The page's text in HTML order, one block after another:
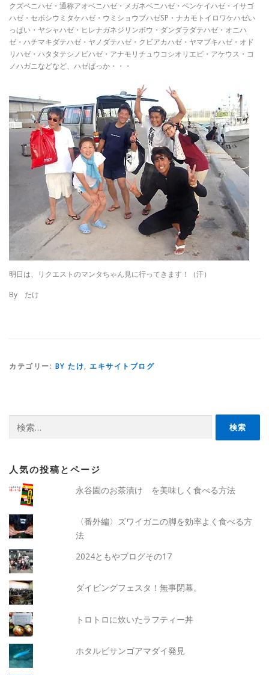
クズベニハゼ・通称アオベニハゼ・メガネベニハゼ・ベンケイハゼ・イサゴ
ハゼ・セボシウミタケハゼ・ウミショウブハゼSP・ナカモトイロワケハゼい
っぱい・ヤシャハゼ・ヒレナガネジリンボウ・ダンダラダテハゼ・オニハ
ゼ・ハチマキダテハゼ・ヤノダテハゼ・クビアカハゼ・ヤマブキハゼ・オド
リハゼ・ハタタテシノビハゼ・アナモリチュウコシオリエビ・アケウス・コ
ノハガニなどなど、ハゼばっか・・・
明日は、リクエストのマンタちゃん見に行ってきます！（汗）
By たけ
カテゴリー: BY たけ, エキサイトブログ
索:
人気の投稿とページ
永谷園のお茶漬け を美味しく食べる方法
〈番外編〉ズワイガニの脚を効率よく食べる方
法
2024ともやブログその17
ダイビングフェスタ！無事閉幕。
トロトロに炊いたラフティー丼
ホタルビサンゴアマダイ発見